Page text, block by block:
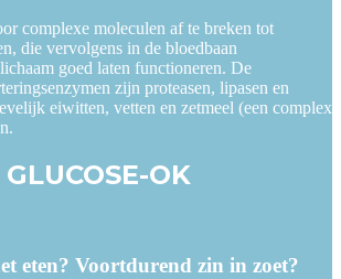
complexe moleculen af te breken tot
die vervolgens in de bloedbaan
goed laten functioneren. De
zijn proteasen, lipasen en
eiwitten, vetten en zetmeel (een complex
OK
eten? Voortdurend zin in zoet?